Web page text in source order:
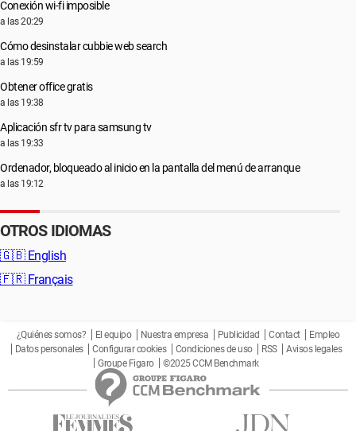
Conexión wi-fi imposible
a las 20:29
Cómo desinstalar cubbie web search
a las 19:59
Obtener office gratis
a las 19:38
Aplicación sfr tv para samsung tv
a las 19:33
Ordenador, bloqueado al inicio en la pantalla del menú de arranque
a las 19:12
OTROS IDIOMAS
🇬🇧 English
🇫🇷 Français
¿Quiénes somos? El equipo Nuestra empresa Publicidad Contact
Empleo
Datos personales
Configurar cookies Condiciones de uso RSS
Avisos legales
Groupe Figaro
©2025 CCM Benchmark